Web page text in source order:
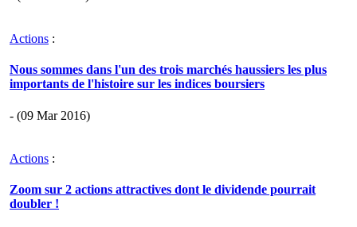
Actions :
Nous sommes dans l'un des trois marchés haussiers les plus
importants de l'histoire sur les indices boursiers
- (09 Mar 2016)
Actions :
Zoom sur 2 actions attractives dont le dividende pourrait
doubler !